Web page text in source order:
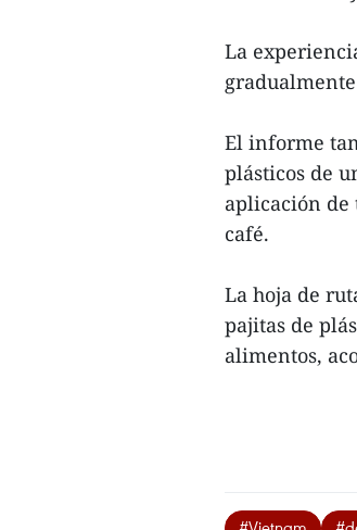
La
El informe
plásticos de
aplicación de
café.
La hoja de
pajitas de
alimentos,